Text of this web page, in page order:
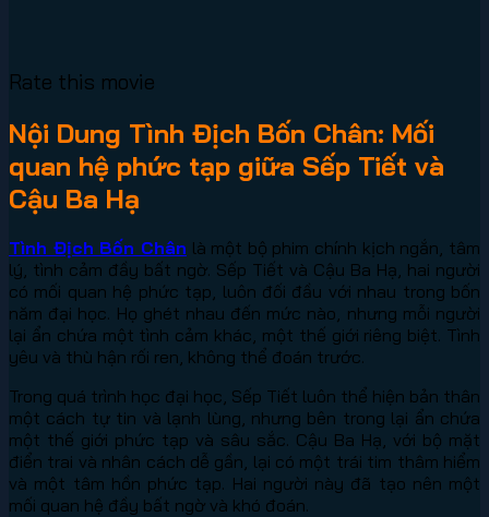
Rate this movie
Nội Dung Tình Địch Bốn Chân: Mối
quan hệ phức tạp giữa Sếp Tiết và
Cậu Ba Hạ
Tình Địch Bốn Chân là một bộ phim chính kịch ngắn, tâm
lý, tình cảm đầy bất ngờ. Sếp Tiết và Cậu Ba Hạ, hai người
có mối quan hệ phức tạp, luôn đối đầu với nhau trong bốn
năm đại học. Họ ghét nhau đến mức nào, nhưng mỗi người
lại ẩn chứa một tình cảm khác, một thế giới riêng biệt. Tình
yêu và thù hận rối ren, không thể đoán trước.
Trong quá trình học đại học, Sếp Tiết luôn thể hiện bản thân
một cách tự tin và lạnh lùng, nhưng bên trong lại ẩn chứa
một thế giới phức tạp và sâu sắc. Cậu Ba Hạ, với bộ mặt
điển trai và nhân cách dễ gần, lại có một trái tim thâm hiểm
và một tâm hồn phức tạp. Hai người này đã tạo nên một
mối quan hệ đầy bất ngờ và khó đoán.